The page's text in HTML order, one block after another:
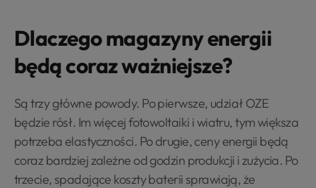
Dlaczego magazyny energii
będą coraz ważniejsze?
Są trzy główne powody. Po pierwsze, udział OZE
będzie rósł. Im więcej fotowoltaiki i wiatru, tym większa
potrzeba elastyczności. Po drugie, ceny energii będą
coraz bardziej zależne od godzin produkcji i zużycia. Po
trzecie, spadające koszty baterii sprawiają, że